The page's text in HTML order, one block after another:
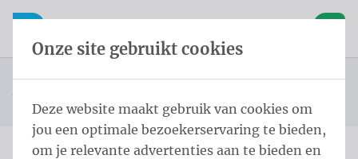
Inhoud overslaan
Taalkeuze overslaan
Open mobiele navigatie
U bevindt zich hier:
Landenvlaggen Noord-Amerika
Vlag Jamaica 150x200 cm
Onze site gebruikt cookies
Deze website maakt gebruik van cookies om
jou een optimale bezoekerservaring te bieden,
om je relevante advertenties aan te bieden en